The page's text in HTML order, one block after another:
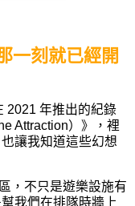
一刻就已經開
2021 年推出的紀錄
Attraction）》，裡
讓我知道這些幻想
，不只是遊樂設施有
我們在排隊時牆上